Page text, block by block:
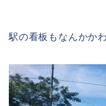
駅の看板もなんかか